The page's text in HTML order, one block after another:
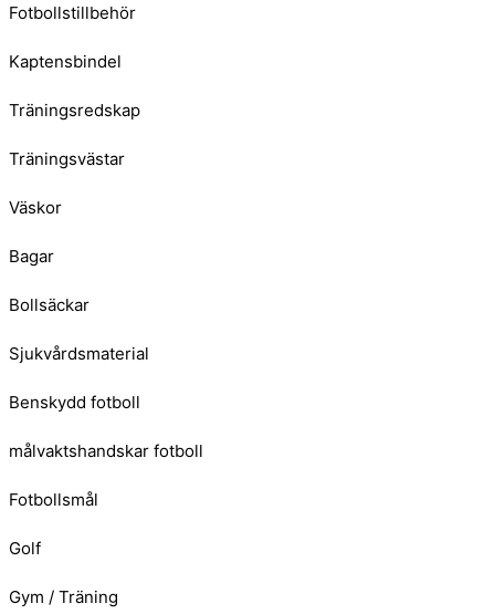
Fotbollstillbehör
Kaptensbindel
Träningsredskap
Träningsvästar
Väskor
Bagar
Bollsäckar
Sjukvårdsmaterial
Benskydd fotboll
målvaktshandskar fotboll
Fotbollsmål
Golf
Gym / Träning